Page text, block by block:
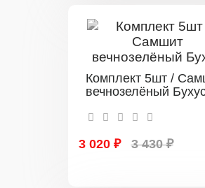
Комплект 5шт /
вечнозелёный
3 020 ₽ 3 430 ₽